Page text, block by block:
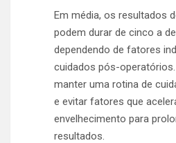
Em média, os resultados
podem durar de cinco a
dependendo de fatores
cuidados pós-
manter uma rotina de
e evitar fatores que
envelhecimento para
resultados.